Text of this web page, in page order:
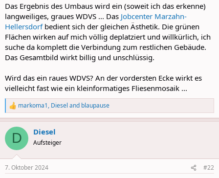
Das Ergebnis des Umbaus wird ein (soweit ich das erkenne)
langweiliges, graues WDVS ... Das Jobcenter Marzahn-
Hellersdorfbedient sich der gleichen Ästhetik. Die grünen
Flächen wirken auf mich völlig deplatziert und willkürlich, ich
suche da komplett die Verbindung zum restlichen Gebäude.
Das Gesamtbild wirkt billig und unschlüssig.
Wird das ein raues WDVS? An der vordersten Ecke wirkt es
vielleicht fast wie ein kleinformatiges Fliesenmosaik ...
R
e
a
c
i
s
markoma1, Diesel and blaupause
D Diesel
Aufsteiger
7. Oktober 2024 #22